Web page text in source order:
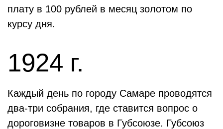
плату в 100 рублей в месяц золотом по
курсу дня.
1924 г.
Каждый день по городу Самаре проводятся
два-три собрания, где ставится вопрос о
дороговизне товаров в Губсоюзе. Губсоюз